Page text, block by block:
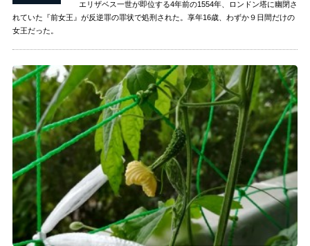
エリザベス一世が即位する4年前の1554年、ロンドン塔に幽閉さ
れていた『前女王』が反逆罪の罪状で処刑された。享年16歳、わずか９日間だけの
女王だった。